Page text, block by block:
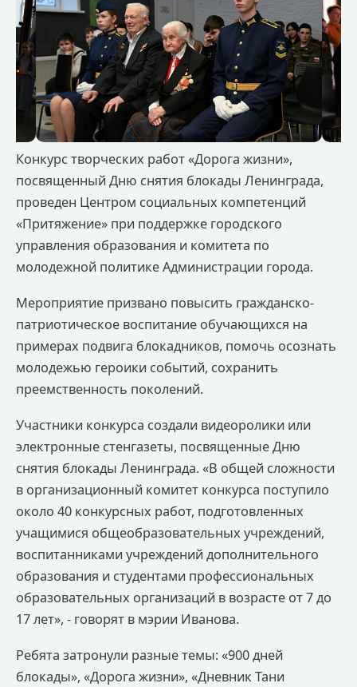
Конкурс творческих работ «Дорога жизни»,
посвященный Дню снятия блокады Ленинграда,
проведен Центром социальных компетенций
«Притяжение» при поддержке городского
управления образования и комитета по
молодежной политике Администрации города.
Мероприятие призвано повысить гражданско-
патриотическое воспитание обучающихся на
примерах подвига блокадников, помочь осознать
молодежью героики событий, сохранить
преемственность поколений.
Участники конкурса создали видеоролики или
электронные стенгазеты, посвященные Дню
снятия блокады Ленинграда. «В общей сложности
в организационный комитет конкурса поступило
около 40 конкурсных работ, подготовленных
учащимися общеобразовательных учреждений,
воспитанниками учреждений дополнительного
образования и студентами профессиональных
образовательных организаций в возрасте от 7 до
17 лет», - говорят в мэрии Иванова.
Ребята затронули разные темы: «900 дней
блокады», «Дорога жизни», «Дневник Тани